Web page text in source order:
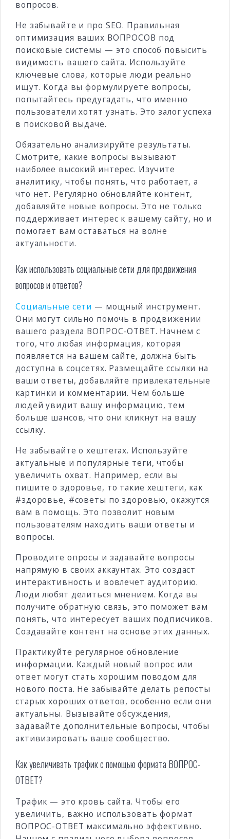
вопросов.
Не забывайте и про SEO. Правильная
оптимизация ваших ВОПРОСОВ под
поисковые системы — это способ повысить
видимость вашего сайта. Используйте
ключевые слова, которые люди реально
ищут. Когда вы формулируете вопросы,
попытайтесь предугадать, что именно
пользователи хотят узнать. Это залог успеха
в поисковой выдаче.
Обязательно анализируйте результаты.
Смотрите, какие вопросы вызывают
наиболее высокий интерес. Изучите
аналитику, чтобы понять, что работает, а
что нет. Регулярно обновляйте контент,
добавляйте новые вопросы. Это не только
поддерживает интерес к вашему сайту, но и
помогает вам оставаться на волне
актуальности.
Как использовать социальные сети для продвижения
вопросов и ответов?
Социальные сети — мощный инструмент.
Они могут сильно помочь в продвижении
вашего раздела ВОПРОС-ОТВЕТ. Начнем с
того, что любая информация, которая
появляется на вашем сайте, должна быть
доступна в соцсетях. Размещайте ссылки на
ваши ответы, добавляйте привлекательные
картинки и комментарии. Чем больше
людей увидит вашу информацию, тем
больше шансов, что они кликнут на вашу
ссылку.
Не забывайте о хештегах. Используйте
актуальные и популярные теги, чтобы
увеличить охват. Например, если вы
пишите о здоровье, то такие хештеги, как
#здоровье, #советы по здоровью, окажутся
вам в помощь. Это позволит новым
пользователям находить ваши ответы и
вопросы.
Проводите опросы и задавайте вопросы
напрямую в своих аккаунтах. Это создаст
интерактивность и вовлечет аудиторию.
Люди любят делиться мнением. Когда вы
получите обратную связь, это поможет вам
понять, что интересует ваших подписчиков.
Создавайте контент на основе этих данных.
Практикуйте регулярное обновление
информации. Каждый новый вопрос или
ответ могут стать хорошим поводом для
нового поста. Не забывайте делать репосты
старых хороших ответов, особенно если они
актуальны. Вызывайте обсуждения,
задавайте дополнительные вопросы, чтобы
активизировать ваше сообщество.
Как увеличивать трафик с помощью формата ВОПРОС-
ОТВЕТ?
Трафик — это кровь сайта. Чтобы его
увеличить, важно использовать формат
ВОПРОС-ОТВЕТ максимально эффективно.